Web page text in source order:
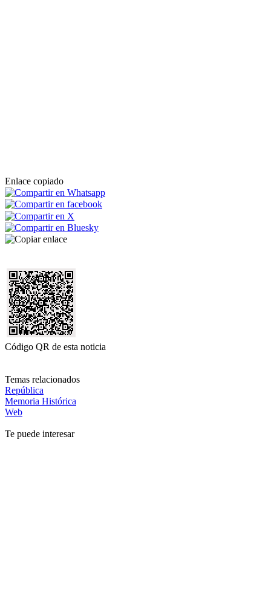
Enlace copiado
Código QR de esta noticia
Temas relacionados
República
Memoria Histórica
Web
Te puede interesar